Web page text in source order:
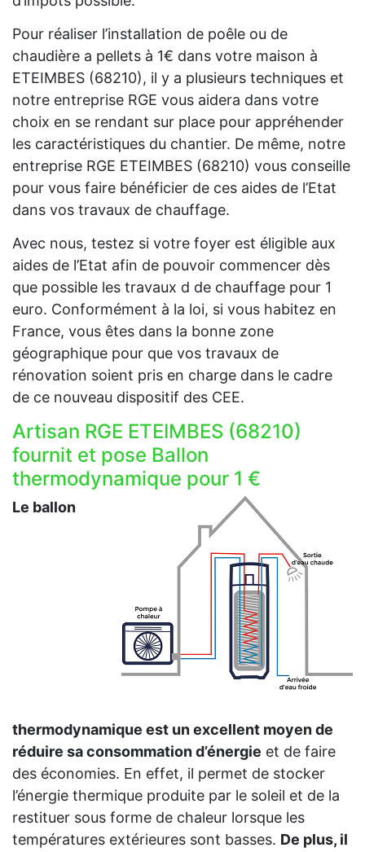
Pour réaliser l’installation de poêle ou de
chaudière a pellets à 1€ dans votre maison à
ETEIMBES (68210), il y a plusieurs techniques et
notre entreprise RGE vous aidera dans votre
choix en se rendant sur place pour appréhender
les caractéristiques du chantier. De même, notre
entreprise RGE ETEIMBES (68210) vous conseille
pour vous faire bénéficier de ces aides de l’Etat
dans vos travaux de chauffage.
Avec nous, testez si votre foyer est éligible aux
aides de l’Etat afin de pouvoir commencer dès
que possible les travaux d de chauffage pour 1
euro. Conformément à la loi, si vous habitez en
France, vous êtes dans la bonne zone
géographique pour que vos travaux de
rénovation soient pris en charge dans le cadre
de ce nouveau dispositif des CEE.
Artisan RGE ETEIMBES (68210)
fournit et pose Ballon
thermodynamique pour 1 €
Le ballon
thermodynamique est un excellent moyen de
réduire sa consommation d’énergie et de faire
des économies. En effet, il permet de stocker
l’énergie thermique produite par le soleil et de la
restituer sous forme de chaleur lorsque les
températures extérieures sont basses. De plus, il